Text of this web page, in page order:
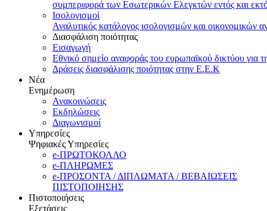
συμπεριφορά των Εσωτερικών Ελεγκτών εντός και
Ισολογισμοί
Αναλυτικός κατάλογος ισολογισμών και οικονομικών
Διασφάλιση ποιότητας
Εισαγωγή
Εθνικό σημείο αναφοράς του ευρωπαϊκού δικτύου για
Δράσεις διασφάλισης ποιότητας στην Ε.Ε.Κ
Νέα
Ενημέρωση
Ανακοινώσεις
Εκδηλώσεις
Διαγωνισμοί
Υπηρεσίες
Ψηφιακές Υπηρεσίες
e-ΠΡΩΤΟΚΟΛΛΟ
e-ΠΛΗΡΩΜΕΣ
e-ΠΡΟΣΟΝΤΑ / ΔΙΠΛΩΜΑΤΑ / ΒΕΒΑΙΩΣΕΙΣ
ΠΙΣΤΟΠΟΙΗΣΗΣ
Πιστοποιήσεις
Εξετάσεις